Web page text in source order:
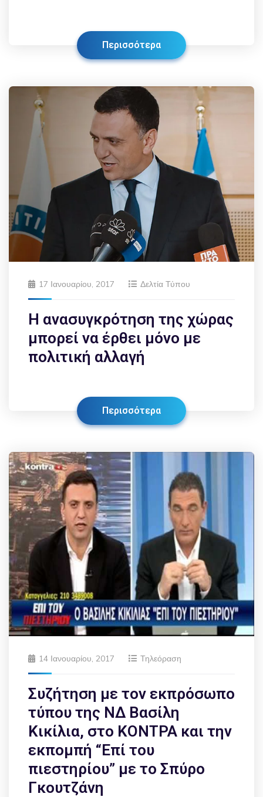
Περισσότερα
17 Ιανουαρίου, 2017 Δελτία Τύπου
Η ανασυγκρότηση της χώρας
μπορεί να έρθει μόνο με
πολιτική αλλαγή
Περισσότερα
14 Ιανουαρίου, 2017 Τηλεόραση
Συζήτηση με τον εκπρόσωπο
τύπου της ΝΔ Βασίλη
Κικίλια, στο ΚΟΝΤΡΑ και την
εκπομπή “Επί του
πιεστηρίου” με το Σπύρο
Γκουτζάνη